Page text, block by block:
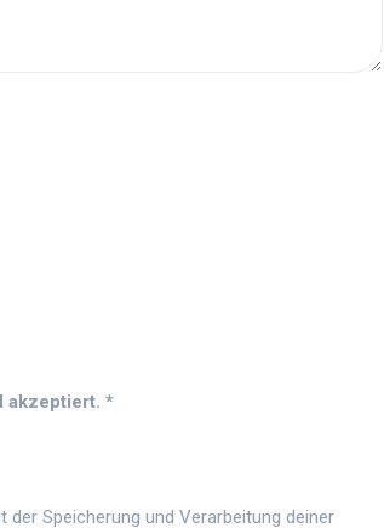
akzeptiert. *
Speicherung und Verarbeitung deiner